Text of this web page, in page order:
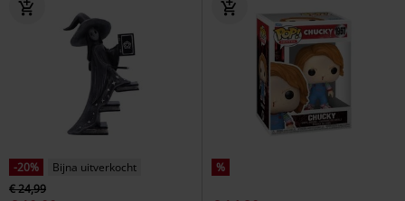
-20%
Bijna uitverkocht
€ 24,99
%